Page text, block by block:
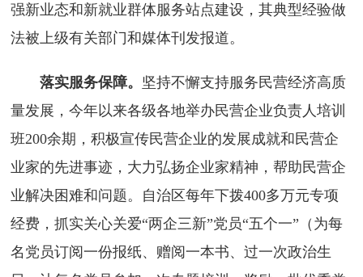
强新业态和新就业群体服务站点建设，其典型经验做
法被上级有关部门和媒体刊发报道。
落实服务保障。 坚持不懈支持服务民营经济高质
量发展，今年以来各级各地举办民营企业负责人培训
班200余期，积极宣传民营企业的发展成就和民营企
业家的先进事迹，大力弘扬企业家精神，帮助民营企
业解决困难和问题。自治区每年下拨400多万元专项
经费，抓实关心关爱“两企三新”党员“五个一”（为每
名党员订阅一份报纸、赠阅一本书、过一次政治生